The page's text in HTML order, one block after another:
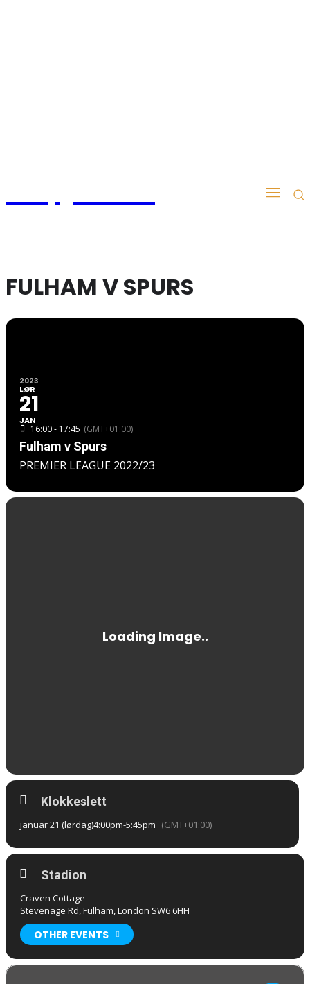
FULHAM V SPURS
2023
LØR
21
JAN
16:00 - 17:45 (GMT+01:00)
Fulham v Spurs
PREMIER LEAGUE 2022/23
Klokkeslett
januar 21 (lørdag)4:00pm-5:45pm (GMT+01:00)
Stadion
Craven Cottage
Stevenage Rd, Fulham, London SW6 6HH
OTHER EVENTS